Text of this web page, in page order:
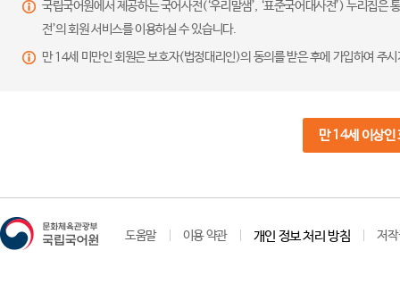
국립국어원에서 제공하는 국어사전(‘우리말샘’, ‘표준국어대사전’) 누리집
전’의 회원 서비스를 이용하실 수 있습니다.
만 14세 미만인 회원은 보호자(법정대리인)의 동의를 받은 후에 가입하여 주
만 14세 이상인
도움말 이용 약관 개인 정보 처리 방침 저